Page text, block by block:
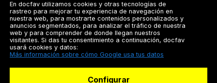
Registrarse
Docfav
En docfav utilizamos cookies y otras tecnologías de
rastreo para mejorar tu experiencia de navegación en
nuestra web, para mostrarte contenidos personalizados y
anuncios segmentados, para analizar el tráfico de nuestra
web y para comprender de donde llegan nuestros
visitantes. Si das tu consentimiento a continuación, docfav
usará cookies y datos:
Más información sobre cómo Google usa tus datos
Configurar